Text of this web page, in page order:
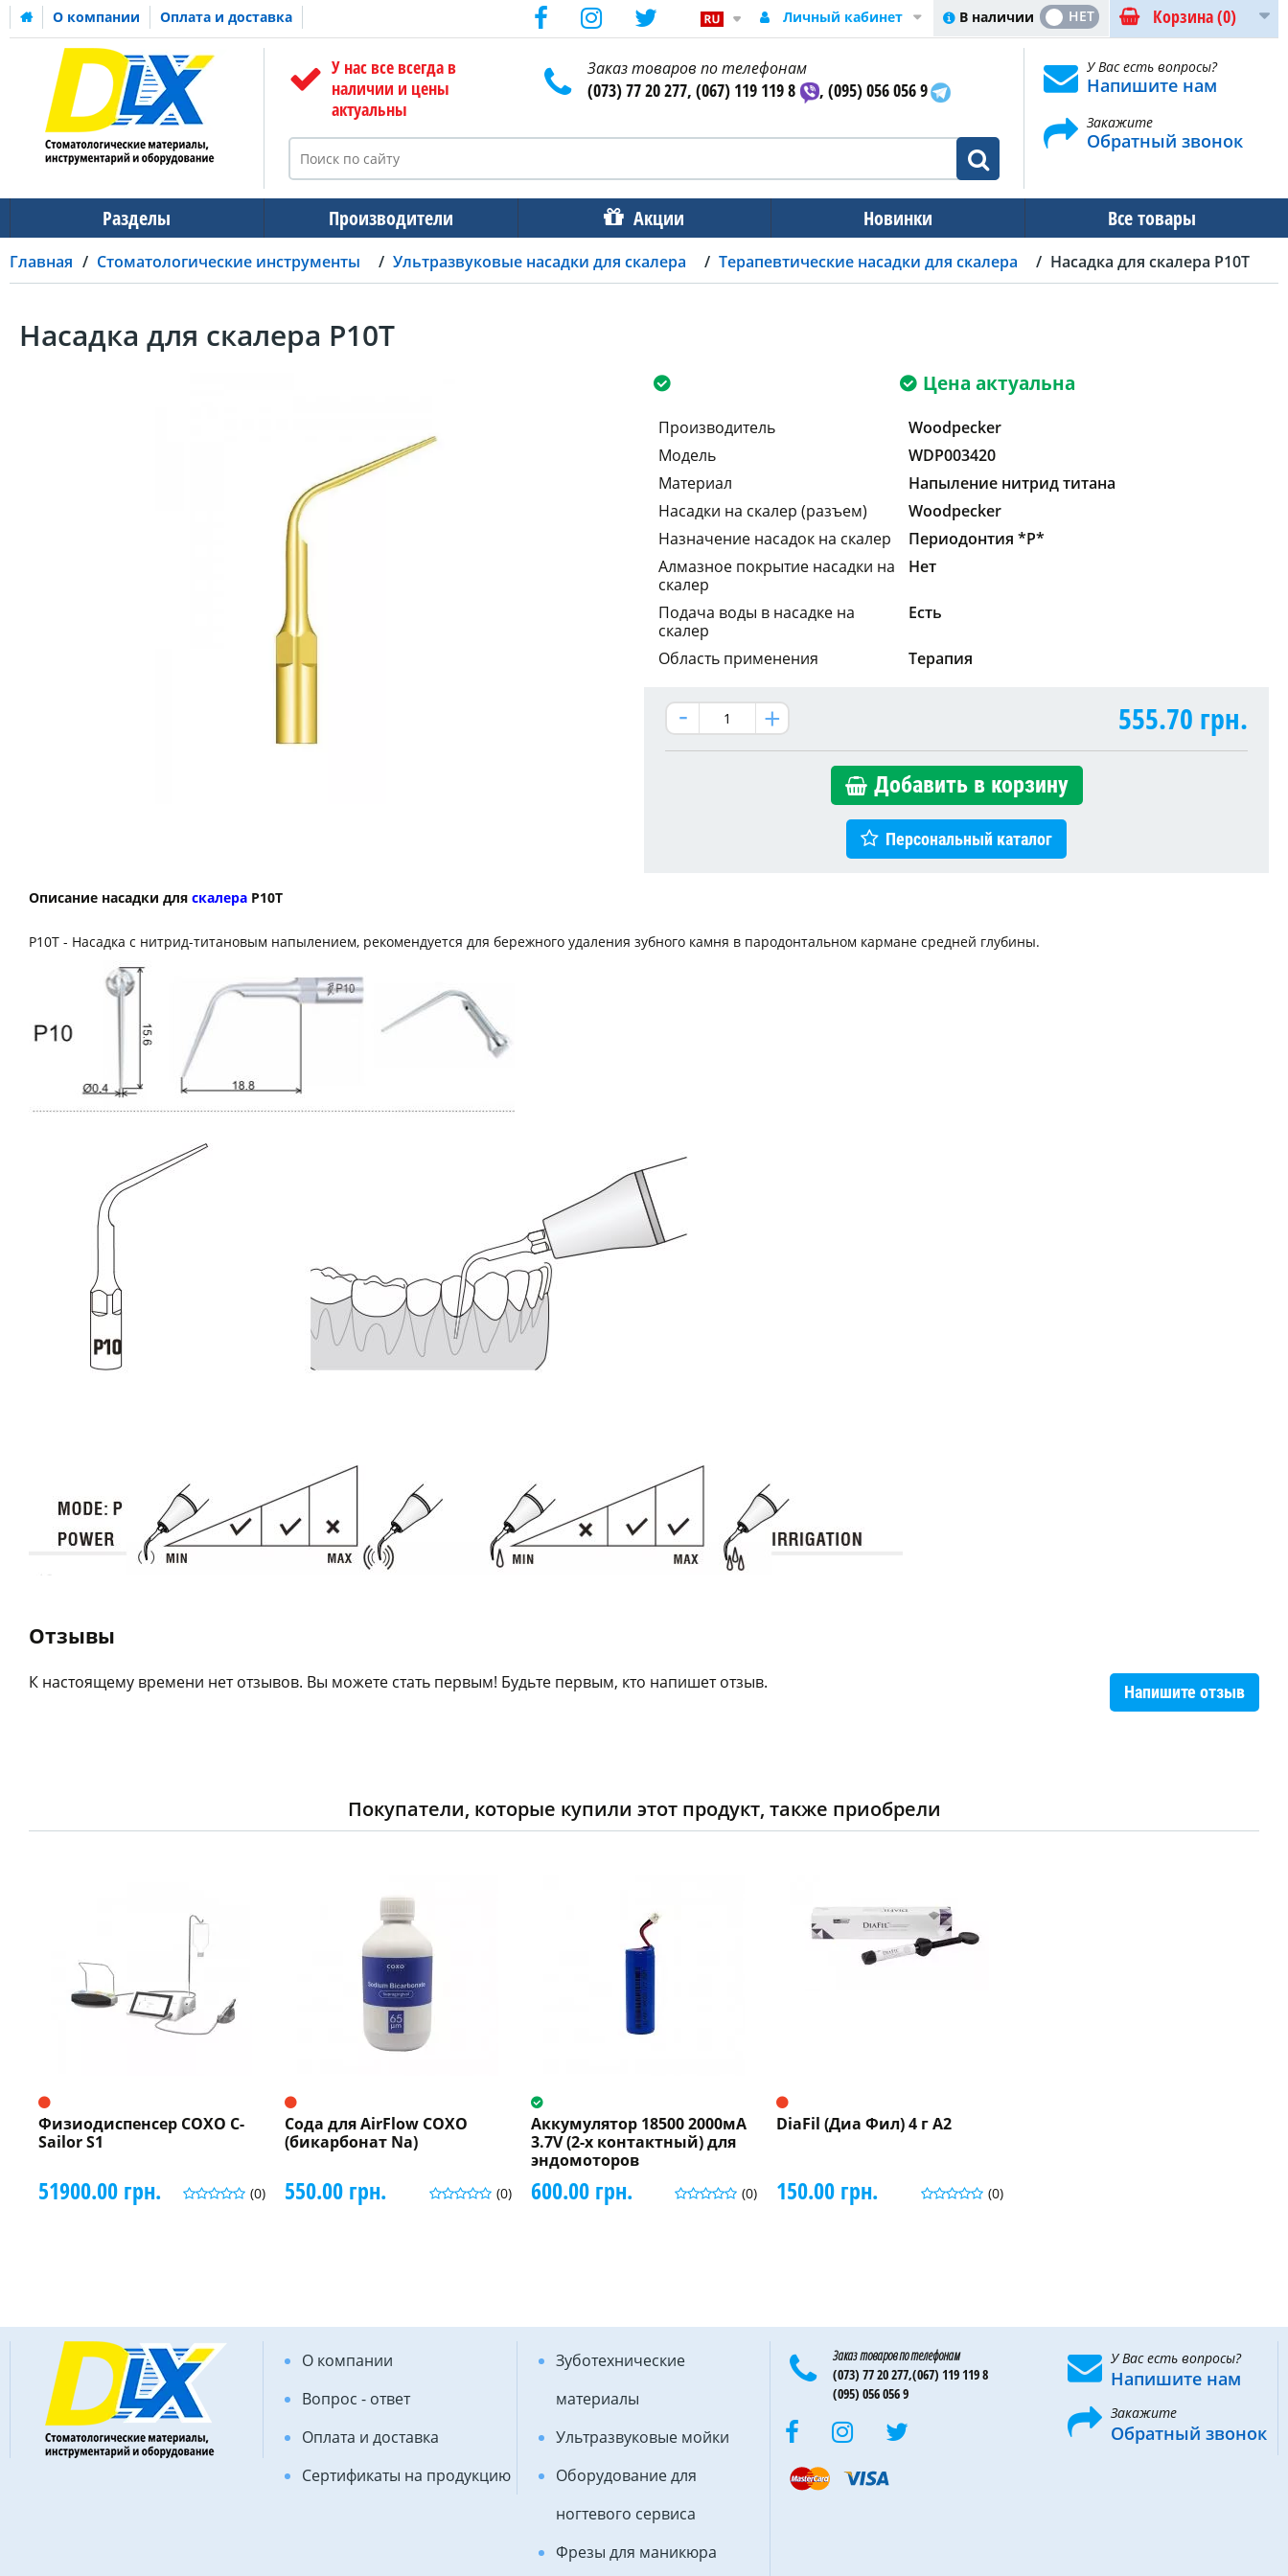
О компании Оплата и доставка Корзина(0)
В наличии
ДА НЕТ
Личный кабинет
У нас все всегда в
наличии и цены
актуальны
Заказ товаров по телефонам
(073) 77 20 277, (067) 119 119 8 , (095) 056 056 9
У Вас есть вопросы?
Напишите нам
Закажите
Обратный звонок
Разделы Производители Акции Новинки Все товары
Главная Стоматологические инструменты Ультразвуковые насадки для скалера Терапевтические насадки для скалера Насадка для скалера P10T
Насадка для скалера P10T
Цена актуальна
Производитель
Woodpecker
Модель
WDP003420
Материал
Напыление нитрид титана
Насадки на скалер (разъем)
Woodpecker
Назначение насадок на скалер
Периодонтия *P*
Алмазное покрытие насадки на
скалер
Нет
Подача воды в насадке на
скалер
Есть
Область применения Терапия
555.70 грн.
Добавить в корзину
Персональный каталог
Описание насадки для скалера P10T
P10T - Насадка с нитрид-титановым напылением, рекомендуется для бережного удаления зубного камня в пародонтальном кармане средней глубины.
Отзывы
Напишите отзыв
К настоящему времени нет отзывов. Вы можете стать первым! Будьте первым, кто напишет отзыв.
Покупатели, которые купили этот продукт, также приобрели
Физиодиспенсер COXO C-
Sailor S1
(0)
51900.00 грн.
Сода для AirFlow СОХО
(бикарбонат Na)
(0)
550.00 грн.
Аккумулятор 18500 2000мА
3.7V (2-х контактный) для
эндомоторов
(0)
600.00 грн.
DiaFil (Диа Фил) 4 г A2
(0)
150.00 грн.
О компании
Вопрос - ответ
Оплата и доставка
Сертификаты на продукцию
Зуботехнические
материалы
Ультразвуковые мойки
Оборудование для
ногтевого сервиса
Фрезы для маникюра
Заказ товаров по телефонам
(073) 77 20 277,(067) 119 119 8
(095) 056 056 9
У Вас есть вопросы?
Напишите нам
Закажите
Обратный звонок